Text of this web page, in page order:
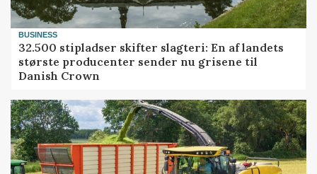
BUSINESS
32.500 stipladser skifter slagteri: En af landets
største producenter sender nu grisene til
Danish Crown